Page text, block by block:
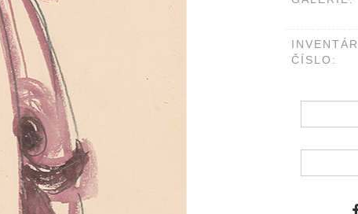
ČÍSLO: